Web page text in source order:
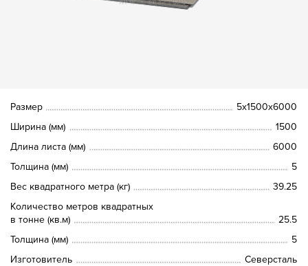
Размер
5х1500х6000
Ширина (мм)
1500
Длина листа (мм)
6000
Толщина (мм)
5
Вес квадратного метра (кг)
39.25
Количество метров квадратных
в тонне (кв.м)
25.5
Толщина (мм)
5
Изготовитель
Северсталь